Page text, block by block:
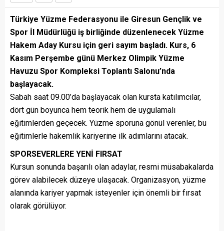
Türkiye Yüzme Federasyonu ile Giresun Gençlik ve
Spor İl Müdürlüğü iş birliğinde düzenlenecek Yüzme
Hakem Aday Kursu için geri sayım başladı. Kurs, 6
Kasım Perşembe günü Merkez Olimpik Yüzme
Havuzu Spor Kompleksi Toplantı Salonu’nda
başlayacak.
Sabah saat 09.00’da başlayacak olan kursta katılımcılar,
dört gün boyunca hem teorik hem de uygulamalı
eğitimlerden geçecek. Yüzme sporuna gönül verenler, bu
eğitimlerle hakemlik kariyerine ilk adımlarını atacak.
SPORSEVERLERE YENİ FIRSAT
Kursun sonunda başarılı olan adaylar, resmi müsabakalarda
görev alabilecek düzeye ulaşacak. Organizasyon, yüzme
alanında kariyer yapmak isteyenler için önemli bir fırsat
olarak görülüyor.